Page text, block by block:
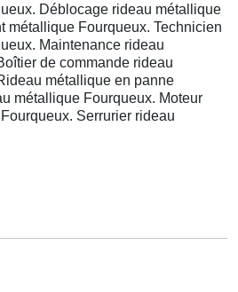
Déblocage rideau métallique
métallique Fourqueux. Technicien
Maintenance rideau
de commande rideau
métallique en panne
métallique Fourqueux. Moteur
Serrurier rideau